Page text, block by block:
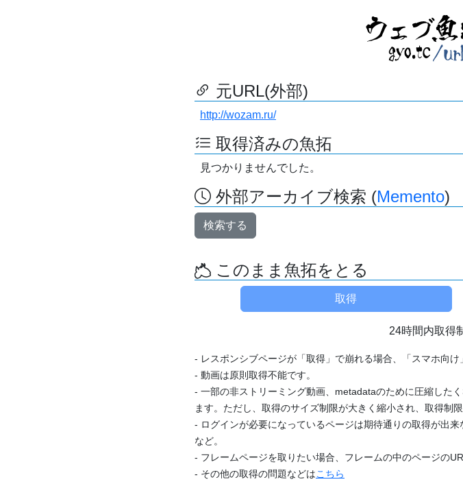
元URL(外部)
http://wozam.ru/
取得済みの魚拓
見つかりませんでした。
外部アーカイブ検索 (Memento)
検索する
このまま魚拓をとる
24時間内取得
- レスポンシブページが「取得」で崩れる場合、「スマホ向け
- 動画は原則取得不能です。
- 一部の非ストリーミング動画、metadataのために圧縮した
ます。ただし、取得のサイズ制限が大きく縮小され、取得制
- ログインが必要になっているページは期待通りの取得が出
など。
- フレームページを取りたい場合、フレームの中のページの
- その他の取得の問題などはこちら